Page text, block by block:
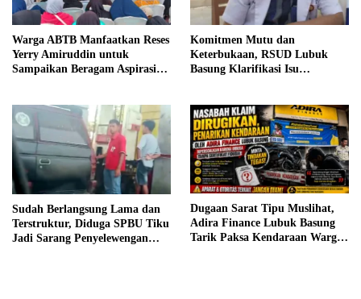
Warga ABTB Manfaatkan Reses
Yerry Amiruddin untuk
Sampaikan Beragam Aspirasi
Komitmen Mutu dan
Keterbukaan, RSUD Lubuk
Basung Klarifikasi Isu
Sudah Berlangsung Lama dan
Terstruktur, Diduga SPBU Tiku
Jadi Sarang Penyelewengan
Dugaan Sarat Tipu Muslihat,
Adira Finance Lubuk Basung
Tarik Paksa Kendaraan Warga